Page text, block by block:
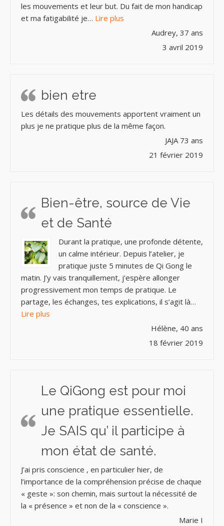
les mouvements et leur but. Du fait de mon handicap
et ma fatigabilité je… Lire plus
Audrey, 37 ans
3 avril 2019
bien etre
Les détails des mouvements apportent vraiment un
plus je ne pratique plus de la même façon.
JAJA 73 ans
21 février 2019
Bien-être, source de Vie
et de Santé
Durant la pratique, une profonde détente,
un calme intérieur. Depuis l’atelier, je
pratique juste 5 minutes de Qi Gong le
matin. J’y vais tranquillement, j’espère allonger
progressivement mon temps de pratique. Le
partage, les échanges, tes explications, il s’agit là…
Lire plus
Hélène, 40 ans
18 février 2019
Le QiGong est pour moi
une pratique essentielle.
Je SAIS qu’ il participe à
mon état de santé.
J’ai pris conscience , en particulier hier, de
l’importance de la compréhension précise de chaque
« geste »: son chemin, mais surtout la nécessité de
la « présence » et non de la « conscience ».
Marie I